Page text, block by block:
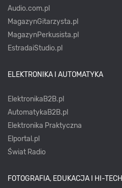
Audio.com.pl
MagazynGitarzysta.pl
MagazynPerkusista.pl
EstradaiStudio.pl
ELEKTRONIKA I AUTOMATYKA
ElektronikaB2B.pl
AutomatykaB2B.pl
Elektronika Praktyczna
Elportal.pl
Świat Radio
FOTOGRAFIA, EDUKACJA I HI-TECH